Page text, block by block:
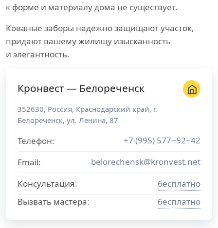
к форме и материалу дома не существует.
Кованые заборы надежно защищают участок,
придают вашему жилищу изысканность
и элегантность.
Кронвест — Белореченск
352630, Россия, Краснодарский край, г.
Белореченск, ул. Ленина, 87
Телефон:
+7 (995) 577−52−42
Email:
belorechensk@kronvest.net
Консультация:
бесплатно
Вызвать мастера:
бесплатно